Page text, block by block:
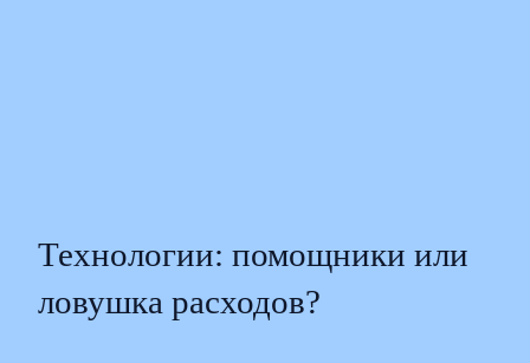
Технологии: помощники или
ловушка расходов?